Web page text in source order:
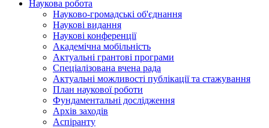
Наукова робота
Науково-громадські об'єднання
Наукові видання
Наукові конференції
Академічна мобільність
Актуальні грантові програми
Спеціалізована вчена рада
Актуальні можливості публікації та стажування
План наукової роботи
Фундаментальні дослідження
Архів заходів
Аспіранту